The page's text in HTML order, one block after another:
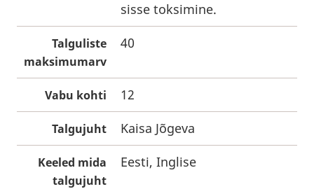
sisse toksimine.
Talguliste
maksimumarv
40
Vabu kohti 12
Talgujuht Kaisa Jõgeva
Keeled mida
talgujuht
Eesti, Inglise